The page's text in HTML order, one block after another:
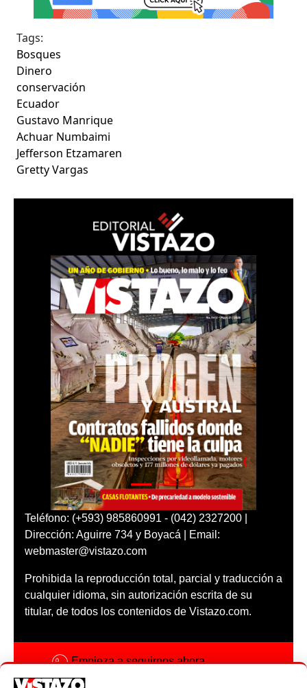
Tags:
Bosques
Dinero
conservación
Ecuador
Gustavo Manrique
Achuar Numbaimi
Jefferson Etzamaren
Gretty Vargas
Teléfono: (+593) 985860991 - (042) 2327200 |
Dirección: Aguirre 734 y Boyacá | Email:
webmaster@vistazo.com
Prohibida la reproducción total, parcial y traducción a
cualquier idioma, sin autorización escrita de su
titular, de todos los contenidos de Vistazo.com.
Empieza a seguirnos ahora